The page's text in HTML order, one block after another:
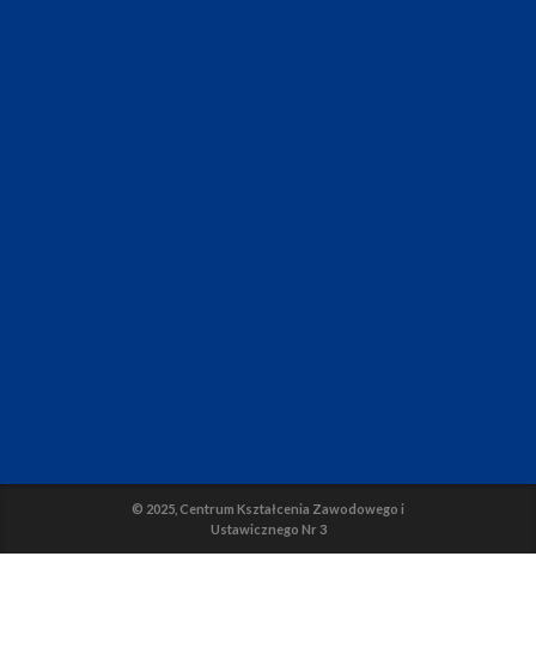
© 2025, Centrum Kształcenia Zawodowego i
Ustawicznego Nr 3